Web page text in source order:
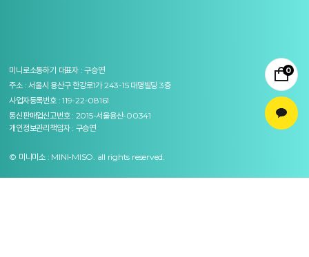
0
미니로소통하기 대표자 : 구승연
주소 : 서울시 용산구 한강로1가 243-15 대명빌딩 3층
사업자등록번호 : 119-22-08161
통신판매업신고번호 : 2015-서울용산-00341
개인정보관리책임자 : 구승연
© 미니미소 : MINI-MISO. all rights reserved.